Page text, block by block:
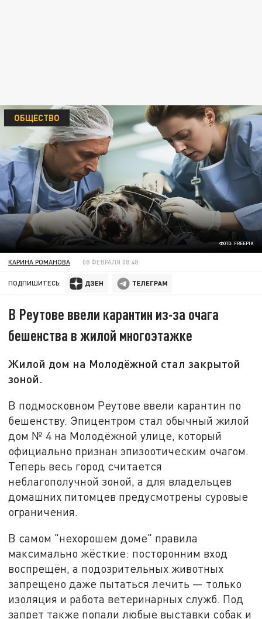
ФОТО: FREEPIK
ОБЩЕСТВО
КАРИНА РОМАНОВА 08 ФЕВРАЛЯ 08:48
ПОДПИШИТЕСЬ:
В Реутове ввели карантин из-за очага
бешенства в жилой многоэтажке
Жилой дом на Молодёжной стал закрытой
зоной.
В подмосковном Реутове ввели карантин по
бешенству. Эпицентром стал обычный жилой
дом № 4 на Молодёжной улице, который
официально признан эпизоотическим очагом.
Теперь весь город считается
неблагополучной зоной, а для владельцев
домашних питомцев предусмотрены суровые
ограничения.
В самом "нехорошем доме" правила
максимально жёсткие: посторонним вход
воспрещён, а подозрительных животных
запрещено даже пытаться лечить — только
изоляция и работа ветеринарных служб. Под
запрет также попали любые выставки собак и